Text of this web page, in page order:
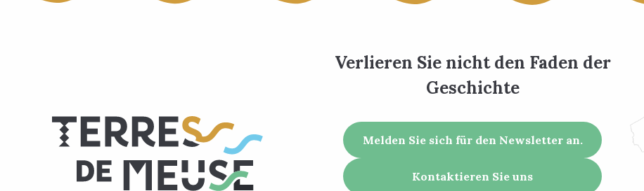
Verlieren Sie nicht den Faden der
Geschichte
Melden Sie sich für den Newsletter an.
Kontaktieren Sie uns